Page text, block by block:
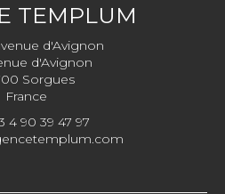
TEMPLUM
d'Avignon
d'Avignon
Sorgues
France
4 90 39 47 97